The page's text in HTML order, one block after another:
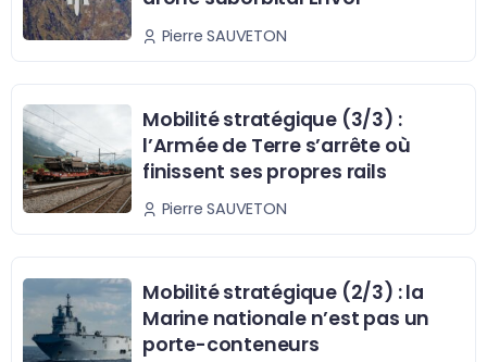
Pierre SAUVETON
Mobilité stratégique (3/3) :
l’Armée de Terre s’arrête où
finissent ses propres rails
Pierre SAUVETON
Mobilité stratégique (2/3) : la
Marine nationale n’est pas un
porte-conteneurs